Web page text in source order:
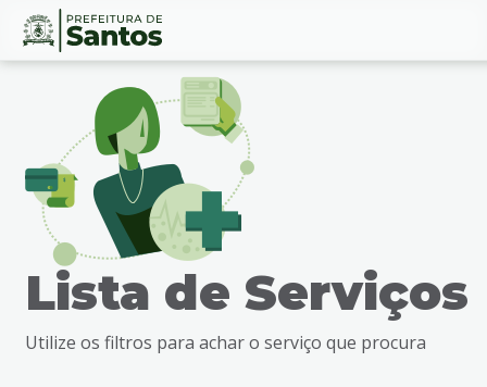
Ir
busca
Conteúdo
Lista de Serviços
Utilize os filtros para achar o serviço que procura